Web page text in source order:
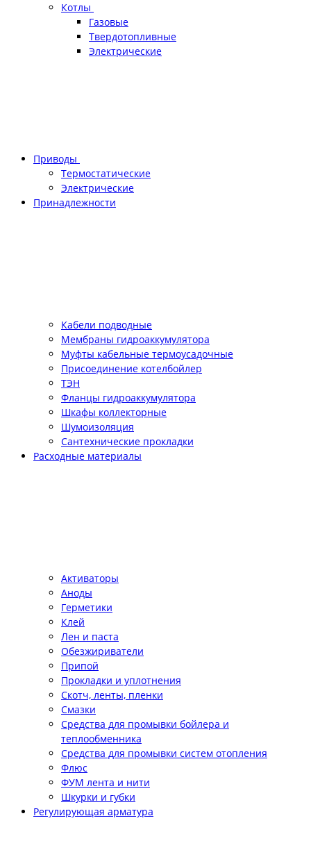
Котлы
Газовые
Твердотопливные
Электрические
Приводы
Термостатические
Электрические
Принадлежности
Кабели подводные
Мембраны гидроаккумулятора
Муфты кабельные термоусадочные
Присоединение котелбойлер
ТЭН
Фланцы гидроаккумулятора
Шкафы коллекторные
Шумоизоляция
Сантехнические прокладки
Расходные материалы
Активаторы
Аноды
Герметики
Клей
Лен и паста
Обезжириватели
Припой
Прокладки и уплотнения
Скотч, ленты, пленки
Смазки
Средства для промывки бойлера и
теплообменника
Средства для промывки систем отопления
Флюс
ФУМ лента и нити
Шкурки и губки
Регулирующая арматура